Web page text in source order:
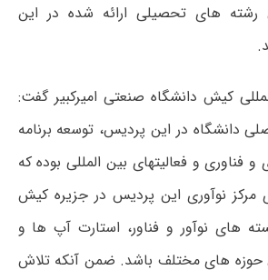
رشته های تحصیلی ارائه شده در این
کیش دانشگاه صنعتی امیرکبیر گفت:
دانشگاه در این پردیس، توسعه برنامه
فناوری و فعالیتهای بین المللی بوده که
مرکز نوآوری این پردیس در جزیره کیش
های نوآور و فناور، استارت آپ ها و
حوزه های مختلف باشد. ضمن آنکه تلاش